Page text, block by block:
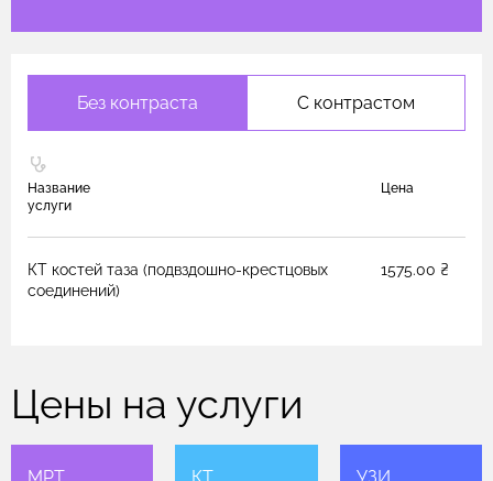
Без контраста С контрастом
Название
услуги
Цена
КТ костей таза (подвздошно-крестцовых
соединений)
1575.00 ₴
Цены на услуги
МРТ КТ УЗИ